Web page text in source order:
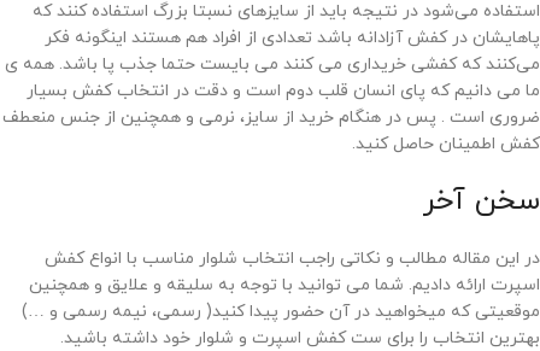
استفاده می‌شود در نتیجه باید از سایزهای نسبتا بزرگ استفاده کنند که
پاهایشان در کفش آزادانه باشد تعدادی از افراد هم هستند اینگونه فکر
می‌کنند که کفشی خریداری می کنند می بایست حتما جذب پا باشد. همه ی
ما می دانیم که پای انسان قلب دوم است و دقت در انتخاب کفش بسیار
ضروری است . پس در هنگام خرید از سایز، نرمی و همچنین از جنس منعطف
کفش اطمینان حاصل کنید.
سخن آخر
در این مقاله مطالب و نکاتی راجب انتخاب شلوار مناسب با انواع کفش
اسپرت ارائه دادیم. شما می توانید با توجه به سلیقه و علایق و همچنین
موقعیتی که میخواهید در آن حضور پیدا کنید( رسمی، نیمه رسمی و …)
بهترین انتخاب را برای ست کفش اسپرت و شلوار خود داشته باشید.